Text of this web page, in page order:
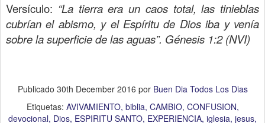
Versículo: “La tierra era un caos total, las tinieblas
cubrían el abismo, y el Espíritu de Dios iba y venía
sobre la superficie de las aguas”. Génesis 1:2 (NVI)
Publicado 30th December 2016 por Buen Dia Todos Los Dias
Etiquetas: AVIVAMIENTO biblia CAMBIO CONFUSION
devocional Dios ESPIRITU SANTO EXPERIENCIA iglesia jesus